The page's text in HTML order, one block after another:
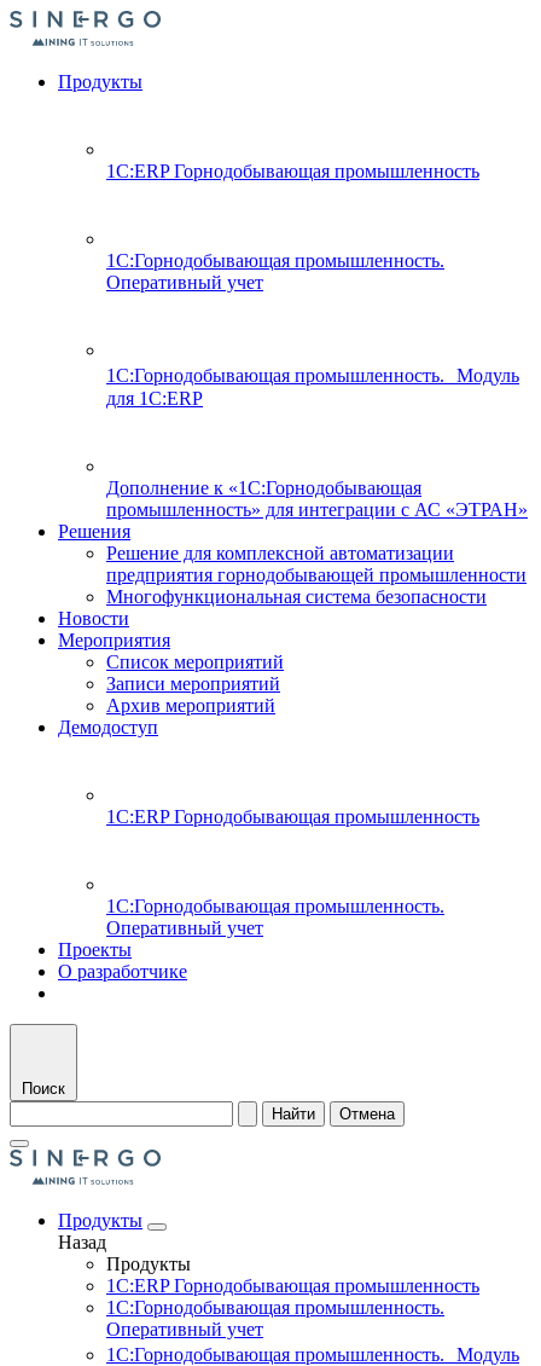
Продукты
1С:ERP Горнодобывающая промышленность
1С:Горнодобывающая промышленность.
Оперативный учет
1С:Горнодобывающая промышленность. Модуль
для 1С:ERP
Дополнение к «1С:Горнодобывающая
промышленность» для интеграции с АС «ЭТРАН»
Решения
Решение для комплексной автоматизации
предприятия горнодобывающей промышленности
Многофункциональная система безопасности
Новости
Мероприятия
Список мероприятий
Записи мероприятий
Архив мероприятий
Демодоступ
1С:ERP Горнодобывающая промышленность
1С:Горнодобывающая промышленность.
Оперативный учет
Проекты
О разработчике
Поиск
Найти
Отмена
Продукты
Назад
Продукты
1С:ERP Горнодобывающая промышленность
1С:Горнодобывающая промышленность.
Оперативный учет
1С:Горнодобывающая промышленность. Модуль